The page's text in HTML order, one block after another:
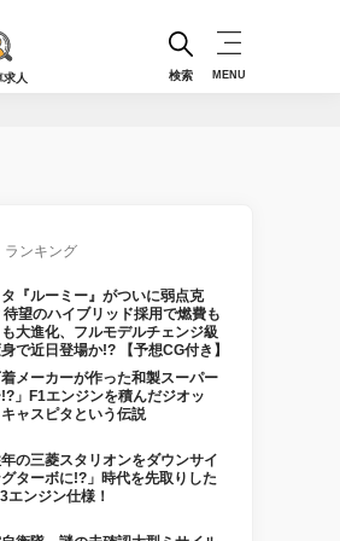
求人 検索 MENU
ランキング
タ『ルーミー』がついに弱点克
待望のハイブリッド採用で燃費も
大進化、フルモデルチェンジ級
で近日登場か!? 【予想CG付き】
着メーカーが作った和製スーパー
」F1エンジンを積んだジオッ
キャスピタという伝説
年の三菱スタリオンをダウンサイ
ターボに!?」時代を先取りした
エンジン仕様！